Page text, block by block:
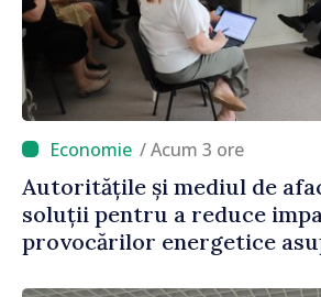
/ Acum 3 ore
Autoritățile și mediul de
soluții pentru a reduce
provocărilor energetice